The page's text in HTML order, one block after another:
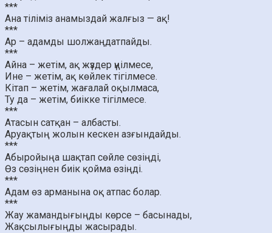
***
Ана тіліміз анамыздай жалғыз — ақ!
***
Ар – адамды шолжаңдатпайды.
***
Айна – жетім, ақ жүздер үңілмесе,
Ине – жетім, ақ көйлек тігілмесе.
Кітап – жетім, жағалай оқылмаса,
Ту да – жетім, биікке тігілмесе.
***
Атасын сатқан – албасты.
Аруақтың жолын кескен азғындайды.
***
Абыройыңа шақтап сөйле сөзіңді,
Өз сөзіңнен биік қойма өзіңді.
***
Адам өз арманына оқ атпас болар.
***
Жау жамандығыңды көрсе – басынады,
Жақсылығыңды жасырады.